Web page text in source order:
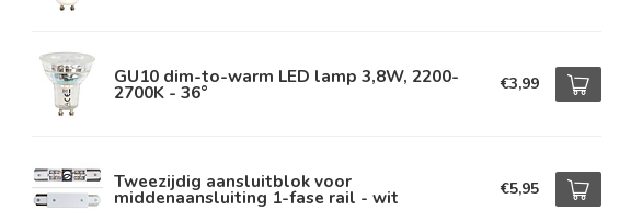
GU10 dim-to-warm LED lamp 3,8W, 2200-
2700K - 36° €3,99
Tweezijdig aansluitblok voor
middenaansluiting 1-fase rail - wit €5,95